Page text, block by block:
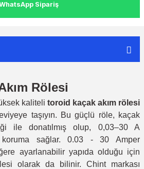
Sipariş
Rölesi
kaliteli toroid kaçak akım rölesi
taşıyın. Bu güçlü röle, kaçak
ile donatılmış olup, 0,03–30 A
koruma sağlar. 0.03 - 30 Amper
ayarlanabilir yapıda olduğu için
olarak da bilinir. Chint markası